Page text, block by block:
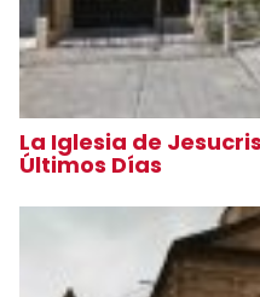
La Iglesia de
Últimos Días